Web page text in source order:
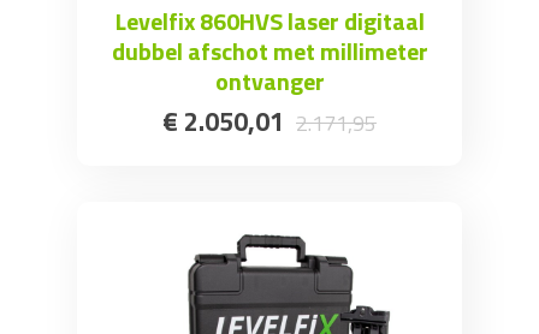
Levelfix 860HVS laser digitaal
dubbel afschot met millimeter
ontvanger
€ 2.050,01 2.171,95